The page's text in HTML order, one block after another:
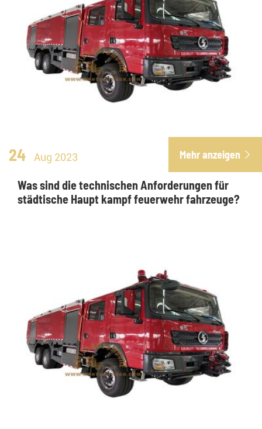
24 Aug 2023 Mehr anzeigen 
Was sind die technischen Anforderungen für
städtische Haupt kampf feuerwehr fahrzeuge?